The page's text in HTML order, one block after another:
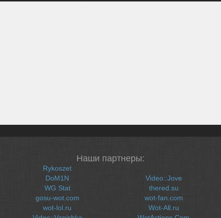
Наши партнеры:
Rykoszet
DoM1N
WG Stat
gosu-wot.com
wot-lol.ru
Video::Jove
thered.su
wot-fan.com
Wot-All.ru